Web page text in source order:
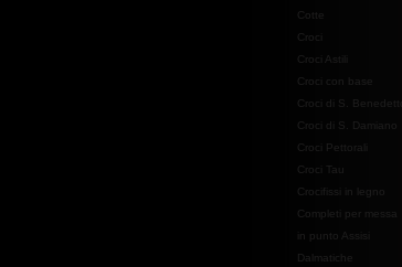
Cotte
Croci
Croci Astili
Croci con base
Croci di S. Benedetto
Croci di S. Damiano
Croci Pettorali
Croci Tau
Crocifissi in legno
Completi per messa
in punto Assisi
Dalmatiche